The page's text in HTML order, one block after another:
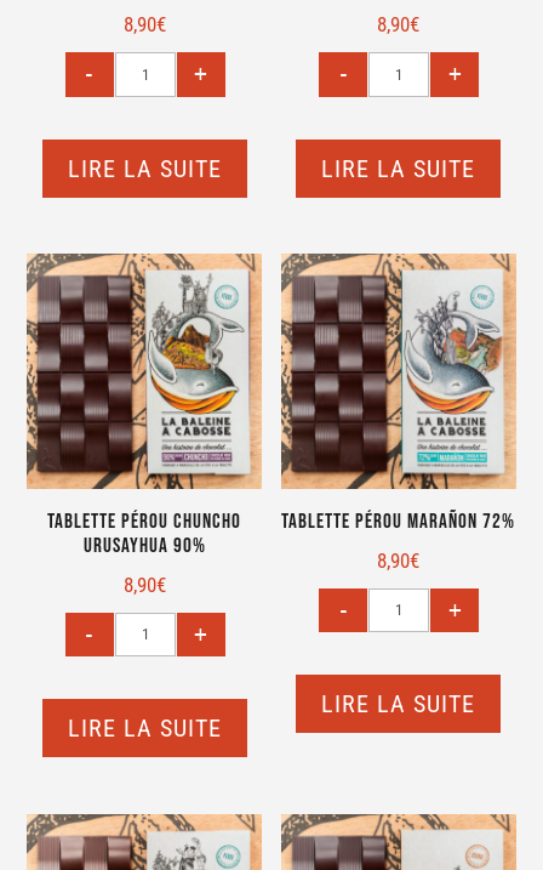
8,90€
LIRE LA SUITE
8,90€
LIRE LA SUITE
Tablette Pérou Chuncho
Urusayhua 90%
8,90€
LIRE LA SUITE
Tablette Pérou Marañon 72%
8,90€
LIRE LA SUITE